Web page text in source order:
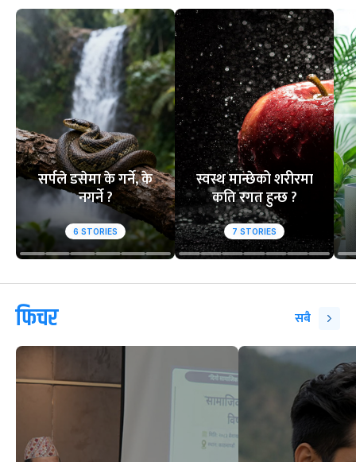
सर्पले डसेमा के गर्ने, के
नगर्ने ?
6 STORIES
स्वस्थ मान्छेको शरीरमा
कति रगत हुन्छ ?
7 STORIES
फिचर सबै